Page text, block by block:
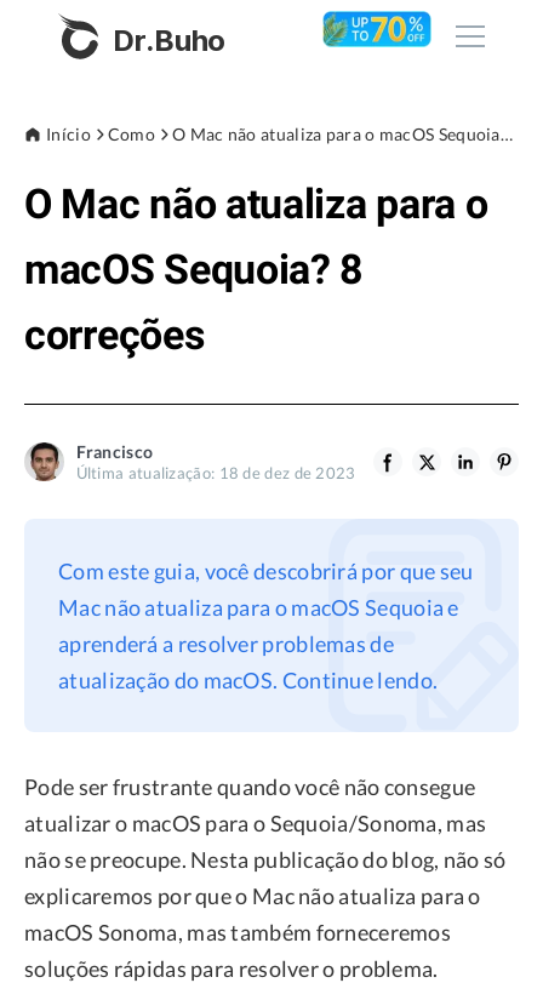
Dr.Buho
Produtos
BuhoCleaner
BuhoRepair
BuhoLaunchpad
Loja
Blog
Privacidade
Refund
Início Como O Mac não atualiza para o macOS Sequoia? 8 correções
O Mac não atualiza para o
macOS Sequoia? 8
correções
Francisco
Última atualização: 18 de dez de 2023
Com este guia, você descobrirá por que seu
Mac não atualiza para o macOS Sequoia e
aprenderá a resolver problemas de
atualização do macOS. Continue lendo.
Pode ser frustrante quando você não consegue
atualizar o macOS para o Sequoia/Sonoma, mas
não se preocupe. Nesta publicação do blog, não só
explicaremos por que o Mac não atualiza para o
macOS Sonoma, mas também forneceremos
soluções rápidas para resolver o problema.